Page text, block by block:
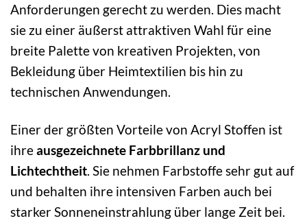
Anforderungen gerecht zu werden. Dies macht
sie zu einer äußerst attraktiven Wahl für eine
breite Palette von kreativen Projekten, von
Bekleidung über Heimtextilien bis hin zu
technischen Anwendungen.
Einer der größten Vorteile von Acryl Stoffen ist
ihreausgezeichnete Farbbrillanz und
Lichtechtheit. Sie nehmen Farbstoffe sehr gut auf
und behalten ihre intensiven Farben auch bei
starker Sonneneinstrahlung über lange Zeit bei.